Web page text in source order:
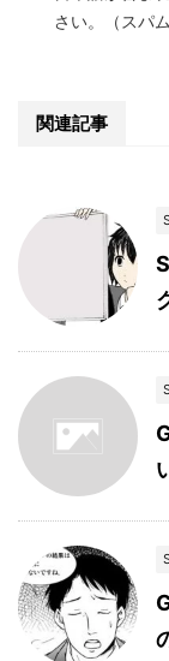
さい。（スパム
関連記事